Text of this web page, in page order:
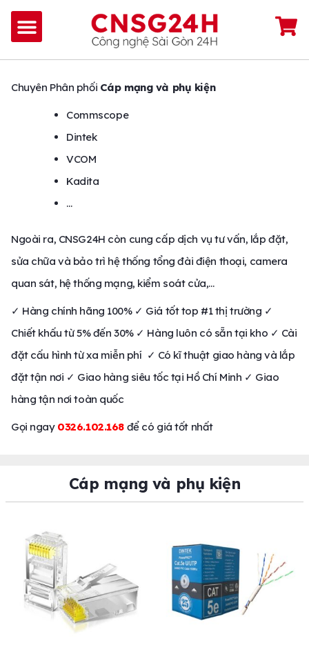
Chuyên Phân phối Cáp mạng và phụ kiện
Commscope
Dintek
VCOM
Kadita
…
Ngoài ra, CNSG24H còn cung cấp dịch vụ tư vấn, lắp đặt,
sửa chữa và bảo trì hệ thống tổng đài điện thoại, camera
quan sát, hệ thống mạng, kiểm soát cửa,…
✓ Hàng chính hãng 100% ✓ Giá tốt top #1 thị trường ✓
Chiết khấu từ 5% đến 30% ✓ Hàng luôn có sẵn tại kho ✓ Cài
đặt cấu hình từ xa miễn phí ✓ Có kĩ thuật giao hàng và lắp
đặt tận nơi ✓ Giao hàng siêu tốc tại Hồ Chí Minh ✓ Giao
hàng tận nơi toàn quốc
Gọi ngay 0326.102.168để có giá tốt nhất
Cáp mạng và phụ kiện